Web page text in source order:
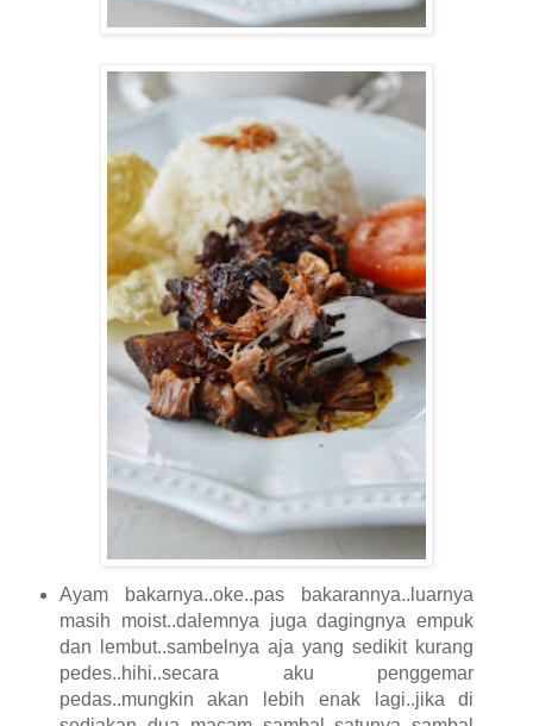
Ayam bakarnya..oke..pas bakarannya..luarnya
masih moist..dalemnya juga dagingnya empuk
dan lembut..sambelnya aja yang sedikit kurang
pedes..hihi..secara aku penggemar
pedas..mungkin akan lebih enak lagi..jika di